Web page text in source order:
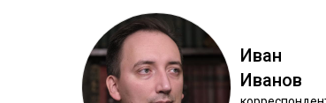
Иван
Ива­нов